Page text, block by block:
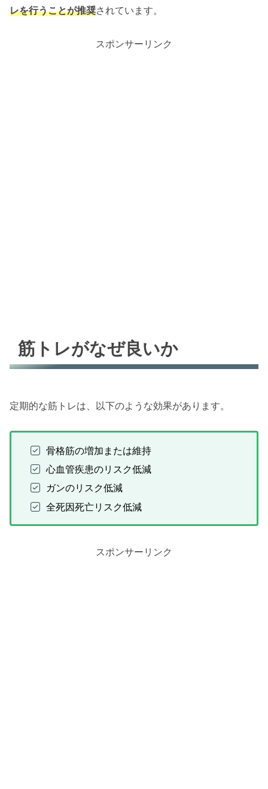
レを行うことが推奨されています。
スポンサーリンク
筋トレがなぜ良いか
定期的な筋トレは、以下のような効果があります。
骨格筋の増加または維持
心血管疾患のリスク低減
ガンのリスク低減
全死因死亡リスク低減
スポンサーリンク